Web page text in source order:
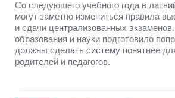
Со следующего учебного года в
могут заметно измениться правила
и сдачи централизованных
образования и науки подготовило
должны сделать систему понятнее
родителей и педагогов.